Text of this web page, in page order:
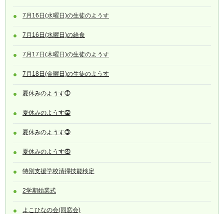
7月16日(水曜日)の生徒のようす
7月16日(水曜日)の給食
7月17日(木曜日)の生徒のようす
7月18日(金曜日)の生徒のようす
夏休みのようす⓵
夏休みのようす⓶
夏休みのようす⓷
夏休みのようす⓸
特別支援学校清掃技能検定
2学期始業式
よこひなの会(同窓会)